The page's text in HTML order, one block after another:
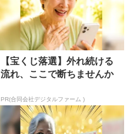
【宝くじ落選】外れ続ける
流れ、ここで断ちませんか
PR(合同会社デジタルファーム )